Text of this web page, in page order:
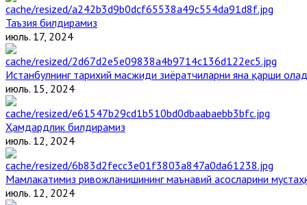
Таъзия билдирамиз
июль. 17, 2024
Истанбулнинг тарихий масжиди зиёратчиларни яна қарши
июль. 15, 2024
Ҳамдардлик билдирамиз
июль. 12, 2024
Мамлакатимиз ривожланишининг маънавий асосларини
июль. 12, 2024